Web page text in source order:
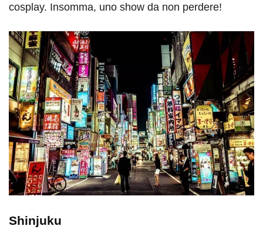
cosplay. Insomma, uno show da non perdere!
Shinjuku